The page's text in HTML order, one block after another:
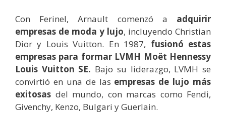
Con Ferinel, Arnault comenzó a adquirir
empresas de moda y lujo, incluyendo Christian
Dior y Louis Vuitton. En 1987, fusionó estas
empresas para formar LVMH Moët Hennessy
Louis Vuitton SE. Bajo su liderazgo, LVMH se
convirtió en una de las empresas de lujo más
exitosas del mundo, con marcas como Fendi,
Givenchy, Kenzo, Bulgari y Guerlain.